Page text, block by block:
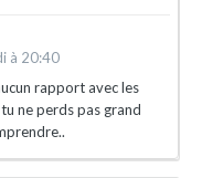
à 20:40
rapport avec les
ne perds pas grand